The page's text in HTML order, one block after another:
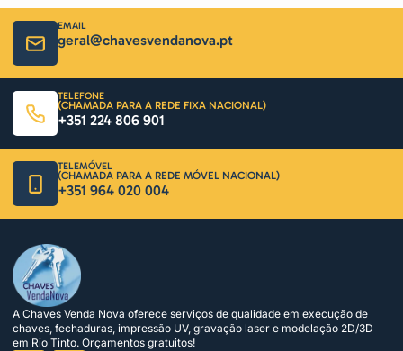
EMAIL
geral@chavesvendanova.pt
TELEFONE
(CHAMADA PARA A REDE FIXA NACIONAL)
+351 224 806 901
TELEMÓVEL
(CHAMADA PARA A REDE MÓVEL NACIONAL)
+351 964 020 004
A Chaves Venda Nova oferece serviços de qualidade em execução de
chaves, fechaduras, impressão UV, gravação laser e modelação 2D/3D
em Rio Tinto. Orçamentos gratuitos!